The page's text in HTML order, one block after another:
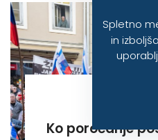
Ko poročanje
Spletno
in